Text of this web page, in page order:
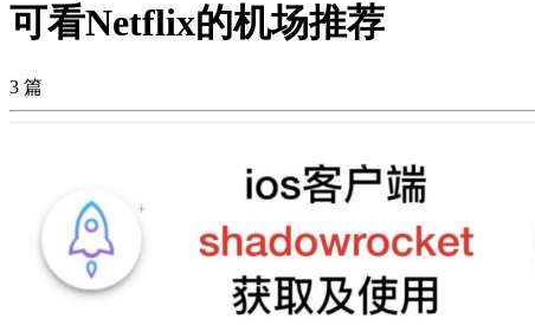
可看Netflix的机场推荐
3 篇